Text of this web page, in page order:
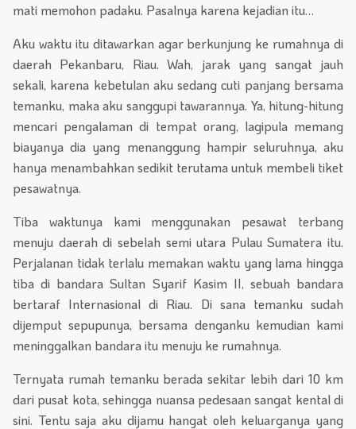
mati memohon padaku. Pasalnya karena kejadian itu…
Aku waktu itu ditawarkan agar berkunjung ke rumahnya di
daerah Pekanbaru, Riau. Wah, jarak yang sangat jauh
sekali, karena kebetulan aku sedang cuti panjang bersama
temanku, maka aku sanggupi tawarannya. Ya, hitung-hitung
mencari pengalaman di tempat orang, lagipula memang
biayanya dia yang menanggung hampir seluruhnya, aku
hanya menambahkan sedikit terutama untuk membeli tiket
pesawatnya.
Tiba waktunya kami menggunakan pesawat terbang
menuju daerah di sebelah semi utara Pulau Sumatera itu.
Perjalanan tidak terlalu memakan waktu yang lama hingga
tiba di bandara Sultan Syarif Kasim II, sebuah bandara
bertaraf Internasional di Riau. Di sana temanku sudah
dijemput sepupunya, bersama denganku kemudian kami
meninggalkan bandara itu menuju ke rumahnya.
Ternyata rumah temanku berada sekitar lebih dari 10 km
dari pusat kota, sehingga nuansa pedesaan sangat kental di
sini. Tentu saja aku dijamu hangat oleh keluarganya yang